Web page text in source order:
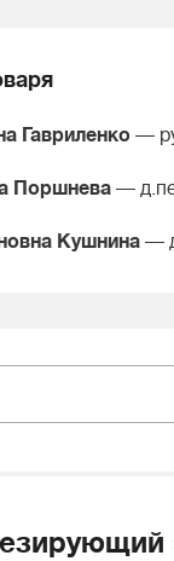
Гавриленко —
Поршнева —
Кушнина —